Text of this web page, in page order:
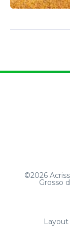
©2026
Grosso
Layout